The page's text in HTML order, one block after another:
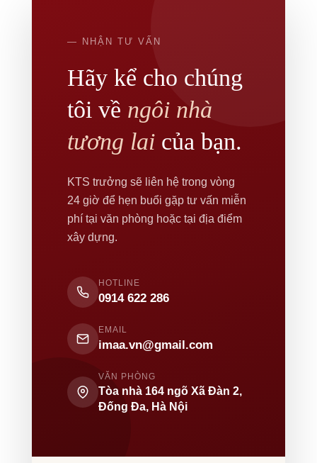
— NHẬN TƯ VẤN
Hãy kể cho chúng
tôi về ngôi nhà
tương lai của bạn.
KTS trưởng sẽ liên hệ trong vòng
24 giờ để hẹn buổi gặp tư vấn miễn
phí tại văn phòng hoặc tại địa điểm
xây dựng.
HOTLINE
0914 622 286
EMAIL
imaa.vn@gmail.com
VĂN PHÒNG
Tòa nhà 164 ngõ Xã Đàn 2,
Đống Đa, Hà Nội